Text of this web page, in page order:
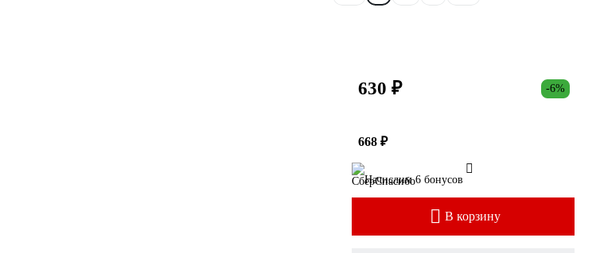
630 ₽ -6%
668 ₽
Начислим 6 бонусов
В корзину